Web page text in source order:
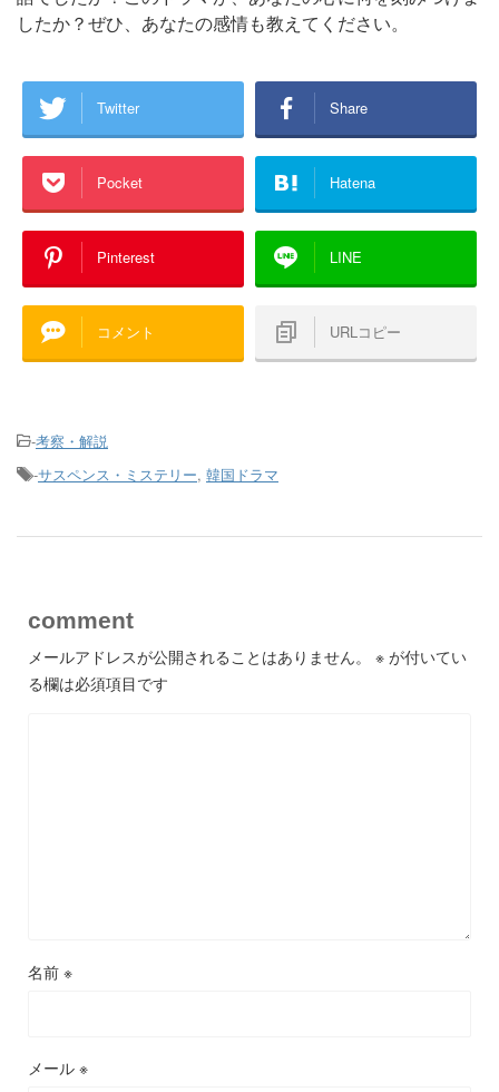
したか？ぜひ、あなたの感情も教えてください。
Twitter Share
Pocket Hatena
Pinterest LINE
コメント URLコピー
-考察・解説
-サスペンス・ミステリー, 韓国ドラマ
comment
メールアドレスが公開されることはありません。 ※ が付いてい
る欄は必須項目です
名前 ※
メール ※